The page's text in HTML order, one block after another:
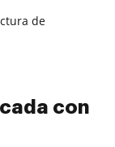
de
con